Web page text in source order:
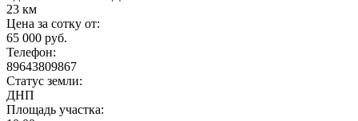
23 км
Цена за сотку от:
65 000 руб.
Телефон:
89643809867
Статус земли:
ДНП
Площадь участка: